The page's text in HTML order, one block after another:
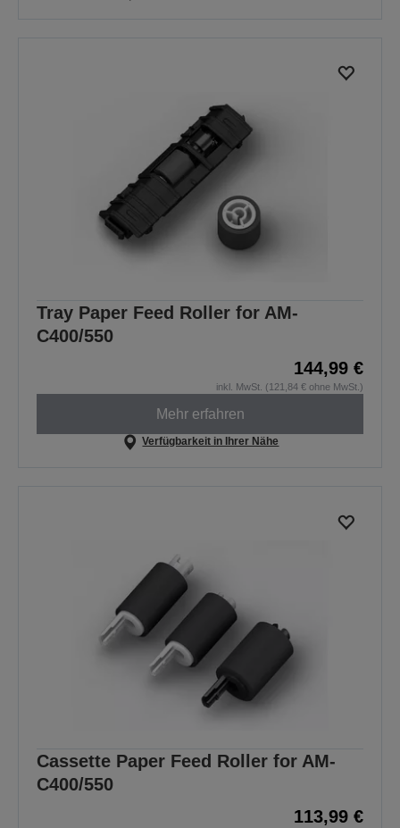
Tray Paper Feed Roller for AM-
C400/550
144,99 €
inkl. MwSt. (121,84 € ohne MwSt.)
Mehr erfahren
Verfügbarkeit in Ihrer Nähe
Cassette Paper Feed Roller for AM-
C400/550
113,99 €